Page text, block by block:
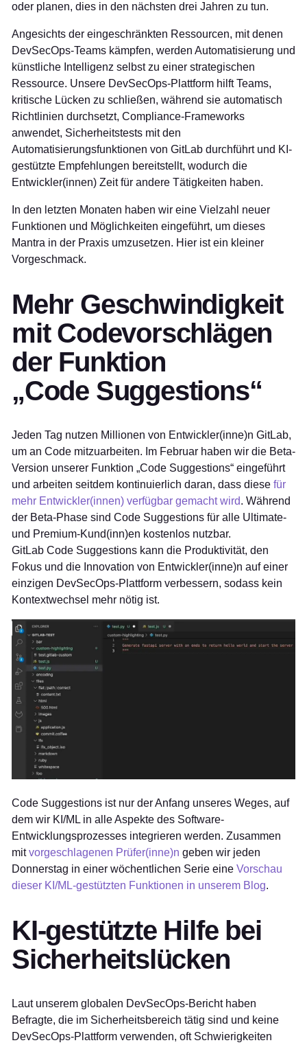
oder planen, dies in den nächsten drei Jahren zu tun.
Angesichts der eingeschränkten Ressourcen, mit denen
DevSecOps-Teams kämpfen, werden Automatisierung und
künstliche Intelligenz selbst zu einer strategischen
Ressource. Unsere DevSecOps-Plattform hilft Teams,
kritische Lücken zu schließen, während sie automatisch
Richtlinien durchsetzt, Compliance-Frameworks
anwendet, Sicherheitstests mit den
Automatisierungsfunktionen von GitLab durchführt und KI-
gestützte Empfehlungen bereitstellt, wodurch die
Entwickler(innen) Zeit für andere Tätigkeiten haben.
In den letzten Monaten haben wir eine Vielzahl neuer
Funktionen und Möglichkeiten eingeführt, um dieses
Mantra in der Praxis umzusetzen. Hier ist ein kleiner
Vorgeschmack.
Mehr Geschwindigkeit
mit Codevorschlägen
der Funktion
„Code Suggestions“
Jeden Tag nutzen Millionen von Entwickler(inne)n GitLab,
um an Code mitzuarbeiten. Im Februar haben wir die Beta-
Version unserer Funktion „Code Suggestions“ eingeführt
und arbeiten seitdem kontinuierlich daran, dass diese für
mehr Entwickler(innen) verfügbar gemacht wird. Während
der Beta-Phase sind Code Suggestions für alle Ultimate-
und Premium-Kund(inn)en kostenlos nutzbar.
GitLab Code Suggestions kann die Produktivität, den
Fokus und die Innovation von Entwickler(inne)n auf einer
einzigen DevSecOps-Plattform verbessern, sodass kein
Kontextwechsel mehr nötig ist.
Code Suggestions ist nur der Anfang unseres Weges, auf
dem wir KI/ML in alle Aspekte des Software-
Entwicklungsprozesses integrieren werden. Zusammen
mitvorgeschlagenen Prüfer(inne)n geben wir jeden
Donnerstag in einer wöchentlichen Serie eine Vorschau
dieser KI/ML-gestützten Funktionen in unserem Blog.
KI-gestützte Hilfe bei
Sicherheitslücken
Laut unserem globalen DevSecOps-Bericht haben
Befragte, die im Sicherheitsbereich tätig sind und keine
DevSecOps-Plattform verwenden, oft Schwierigkeiten